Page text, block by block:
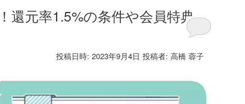
還元率1.5%の条件や会員特典、
投稿日時:2023年9月4日 投稿者:高橋 蓉子